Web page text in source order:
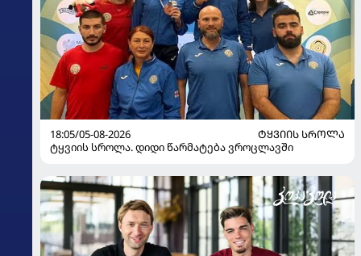
18:05/05-08-2026
ᲢᲧᲕᲘᲘᲡ ᲡᲠᲝᲚᲐ
ტყვიის სროლა. დიდი წარმატება ვროცლავში